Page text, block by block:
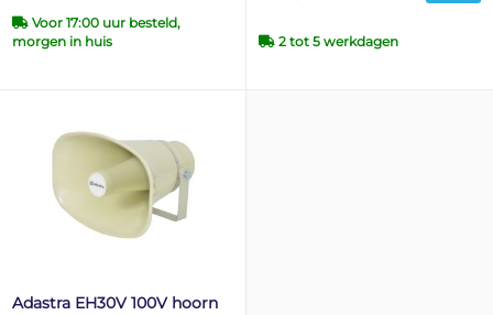
Voor 17:00 uur besteld,
morgen in huis
2 tot 5 werkdagen
Adastra EH30V 100V hoorn